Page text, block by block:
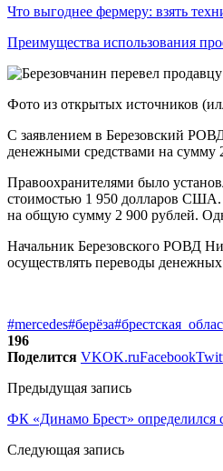
Что выгоднее фермеру: взять
Преимущества использования
Фото из открытых источников
С заявлением в Березовский
денежными средствами на сумму
Правоохранителями было
стоимостью 1 950 долларов США.
на общую сумму 2 900 рублей.
Начальник Березовского РОВД
осуществлять переводы
#mercedes#берёза
196
Поделится VKOK.ruFacebook
Предыдущая запись
ФК «Динамо Брест» определился
Следующая запись